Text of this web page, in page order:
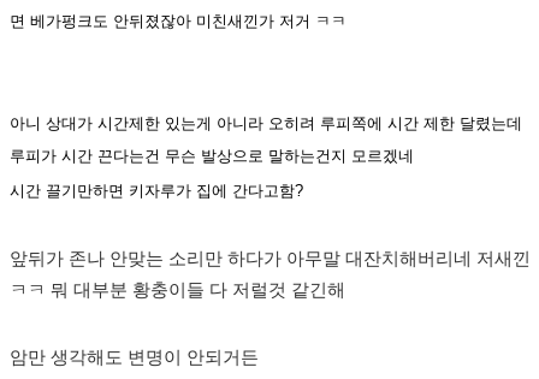
면 베가펑크도 안뒤졌잖아 미친새낀가 저거 ㅋㅋ
아니 상대가 시간제한 있는게 아니라 오히려 루피쪽에 시간 제한 달렸는데
루피가 시간 끈다는건 무슨 발상으로 말하는건지 모르겠네
시간 끌기만하면 키자루가 집에 간다고함?
앞뒤가 존나 안맞는 소리만 하다가 아무말 대잔치해버리네 저새낀
ㅋㅋ 뭐 대부분 황충이들 다 저럴것 같긴해
암만 생각해도 변명이 안되거든